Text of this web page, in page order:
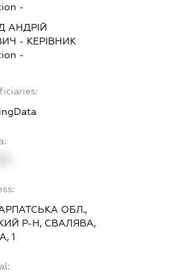
-
АНДРІЙ
- КЕРІВНИК
-
ОБЛ.,
Р-Н, СВАЛЯВА,
1